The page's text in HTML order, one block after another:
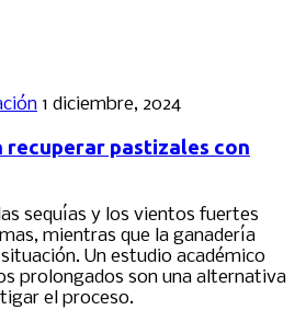
1 diciembre, 2024
recuperar pastizales con
sequías y los vientos fuertes
mientras que la ganadería
Un estudio académico
prolongados son una alternativa
el proceso.